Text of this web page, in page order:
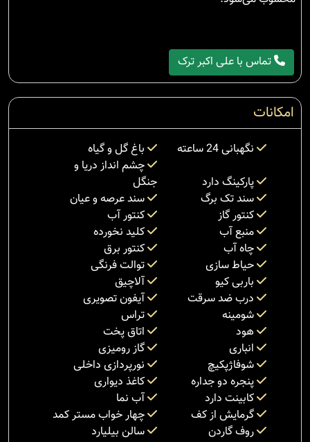
تماس با علی اکبر ترک
امکانات
نگهبانی 24 ساعته
باغ گل و گیاه
پارکینگ دارد
چشم انداز دریا و
جنگل
سند تک برگ
سند عرصه و عیان
کنتور گاز
کنتور آب
منبع آب
کلید نخورده
چاه آب
کنتور برق
حیاط سازی
توالت فرنگی
باربی کیو
آلاچیق
درب ضد سرقت
آیفون تصویری
شومینه
تراس
هود
اتاق پخت
انباری
گاز رومیزی
شوفاژپکیچ
نورپردازی داخلی
پنجره دو جداره
کاغذ دیواری
کابینت دارد
آب نما
گرمایش از کف
چهار خواب مستر کمد
روف گاردن
سالن بیلیارد